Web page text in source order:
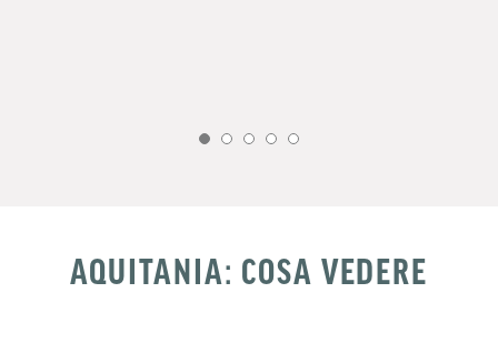
AQUITANIA: COSA VEDERE